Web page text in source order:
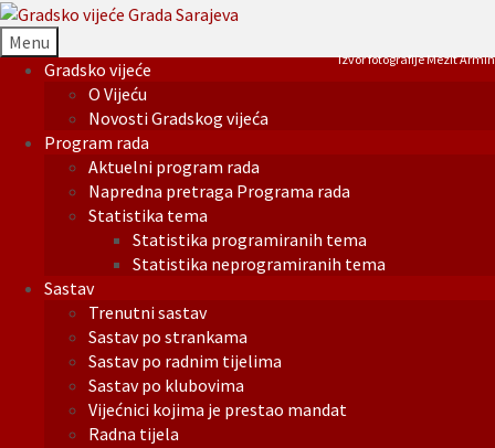
Menu
Gradsko vijeće
O Vijeću
Novosti Gradskog vijeća
Program rada
Aktuelni program rada
Napredna pretraga Programa rada
Statistika tema
Statistika programiranih tema
Statistika neprogramiranih tema
Sastav
Trenutni sastav
Sastav po strankama
Sastav po radnim tijelima
Sastav po klubovima
Vijećnici kojima je prestao mandat
Radna tijela
Izvor fotografije Mezit Armin